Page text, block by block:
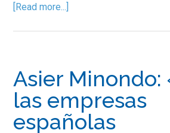
[Read more...]
Asier Minondo:
las empresas
españolas